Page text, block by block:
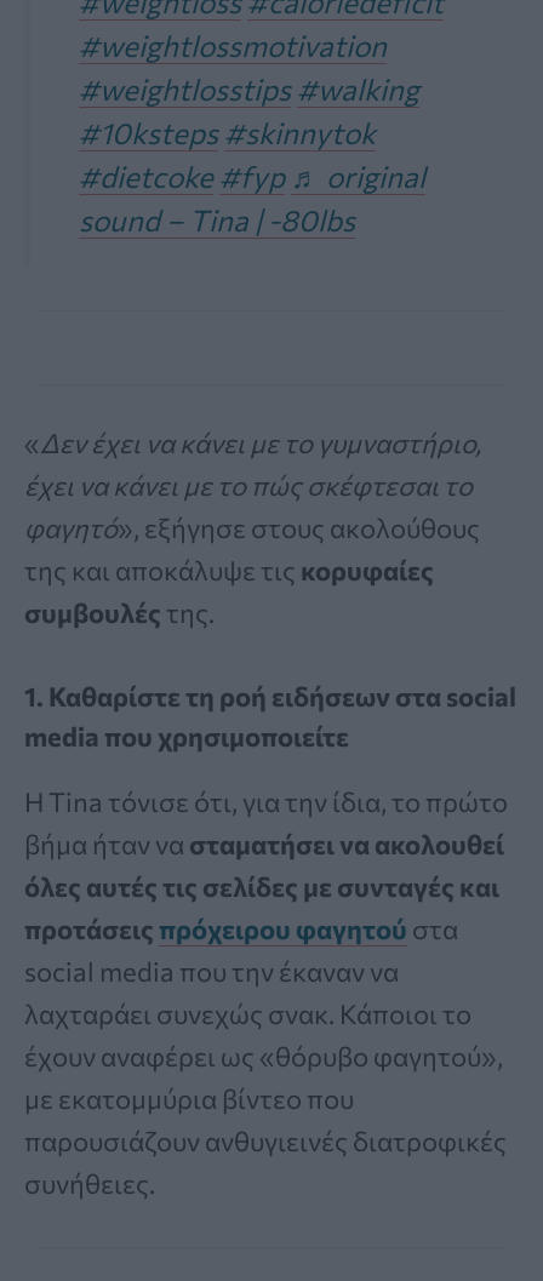
#weightlossmotivation
#weightlosstips #walking
#10ksteps #skinnytok
#dietcoke #fyp ♬ original
sound – Tina | -80lbs
«Δεν έχει να κάνει με το γυμναστήριο,
έχει να κάνει με το πώς σκέφτεσαι το
φαγητό», εξήγησε στους ακολούθους
της και αποκάλυψε τις κορυφαίες
συμβουλές της.
1. Καθαρίστε τη ροή ειδήσεων στα social
media που χρησιμοποιείτε
Η Tina τόνισε ότι, για την ίδια, το πρώτο
βήμα ήταν να σταματήσει να ακολουθεί
όλες αυτές τις σελίδες με συνταγές και
προτάσειςπρόχειρου φαγητού στα
social media που την έκαναν να
λαχταράει συνεχώς σνακ. Κάποιοι το
έχουν αναφέρει ως «θόρυβο φαγητού»,
με εκατομμύρια βίντεο που
παρουσιάζουν ανθυγιεινές διατροφικές
συνήθειες.